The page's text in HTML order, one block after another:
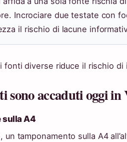
Incrociare due testate con
il rischio di lacune
fonti diverse riduce il rischio di
sono accaduti oggi in
sulla A4
un tamponamento sulla A4